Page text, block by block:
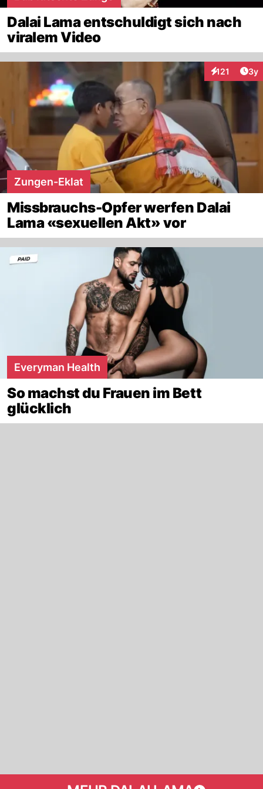
Dalai Lama entschuldigt sich nach
viralem Video
121
Interaktionen
3y
Zungen-Eklat
Missbrauchs-Opfer werfen Dalai
Lama «sexuellen Akt» vor
Everyman Health
So machst du Frauen im Bett
glücklich